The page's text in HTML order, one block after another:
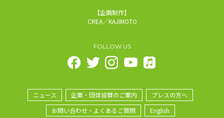
【企画制作】
CREA／KAJIMOTO
FOLLOW US
ニュース 企業・団体協賛のご案内
プレスの方へ
お問い合わせ・よくあるご質問
English